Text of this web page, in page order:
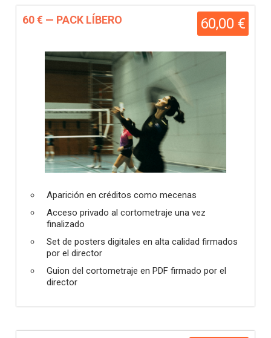
60,00 €
60 € — PACK LÍBERO
Aparición en créditos como mecenas
Acceso privado al cortometraje una vez
finalizado
Set de posters digitales en alta calidad firmados
por el director
Guion del cortometraje en PDF firmado por el
director